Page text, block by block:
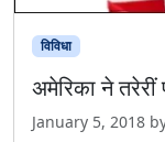
विविधा
अमेरिका ने
January 5, 2018